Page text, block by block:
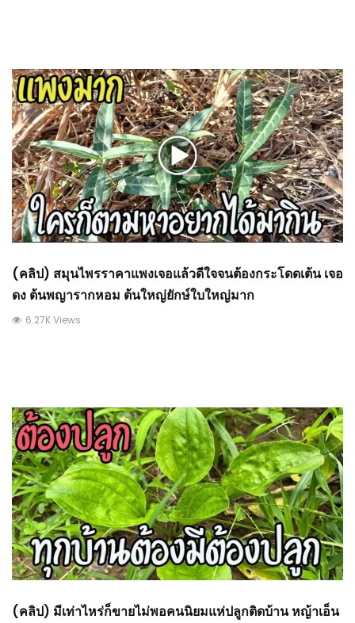
(คลิป) สมุนไพรราคาแพงเจอแล้วดีใจจนต้องกระโดดเต้น เจอ
ดง ต้นพญารากหอม ต้นใหญ่ยักษ์ใบใหญ่มาก
6.27K Views
(คลิป) มีเท่าไหร่ก็ขายไม่พอคนนิยมแห่ปลูกติดบ้าน หญ้าเอ็น